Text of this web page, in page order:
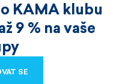
KAMA klubu
9 % na vaše
SE